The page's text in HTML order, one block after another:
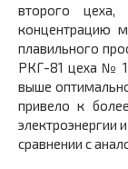
второго
концентрацию
плавильного
РКГ-81 цеха
выше
привело к
электроэнергии
сравнении с